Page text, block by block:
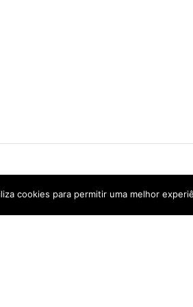
Estrada
cookies para permitir uma melhor